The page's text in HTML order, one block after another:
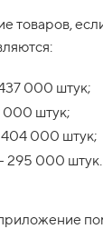
товаров,
000 штук;
000 штук;
404 000 штук;
295 000 штук.